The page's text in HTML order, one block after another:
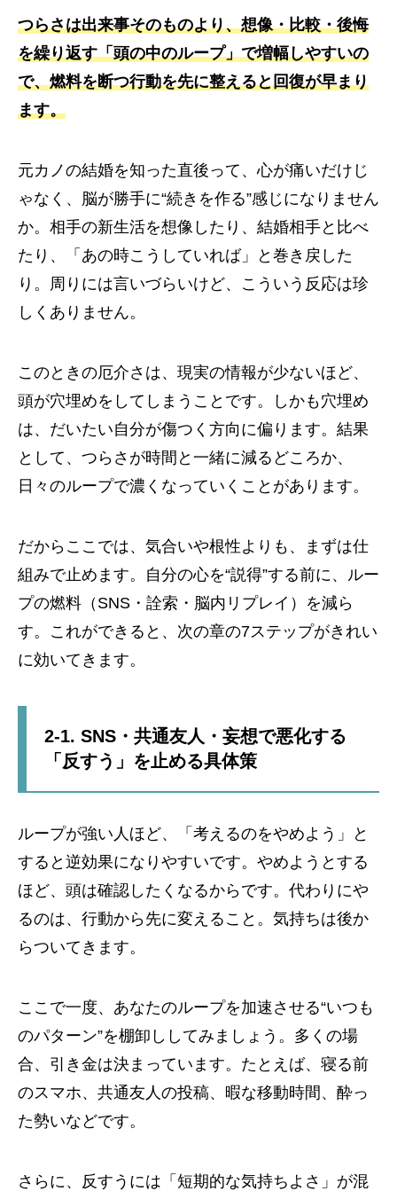
つらさは出来事そのものより、想像・比較・後悔
を繰り返す「頭の中のループ」で増幅しやすいの
で、燃料を断つ行動を先に整えると回復が早まり
ます。
元カノの結婚を知った直後って、心が痛いだけじ
ゃなく、脳が勝手に“続きを作る”感じになりません
か。相手の新生活を想像したり、結婚相手と比べ
たり、「あの時こうしていれば」と巻き戻した
り。周りには言いづらいけど、こういう反応は珍
しくありません。
このときの厄介さは、現実の情報が少ないほど、
頭が穴埋めをしてしまうことです。しかも穴埋め
は、だいたい自分が傷つく方向に偏ります。結果
として、つらさが時間と一緒に減るどころか、
日々のループで濃くなっていくことがあります。
だからここでは、気合いや根性よりも、まずは仕
組みで止めます。自分の心を“説得”する前に、ルー
プの燃料（SNS・詮索・脳内リプレイ）を減ら
す。これができると、次の章の7ステップがきれい
に効いてきます。
2-1. SNS・共通友人・妄想で悪化する
「反すう」を止める具体策
ループが強い人ほど、「考えるのをやめよう」と
すると逆効果になりやすいです。やめようとする
ほど、頭は確認したくなるからです。代わりにや
るのは、行動から先に変えること。気持ちは後か
らついてきます。
ここで一度、あなたのループを加速させる“いつも
のパターン”を棚卸ししてみましょう。多くの場
合、引き金は決まっています。たとえば、寝る前
のスマホ、共通友人の投稿、暇な移動時間、酔っ
た勢いなどです。
さらに、反すうには「短期的な気持ちよさ」が混